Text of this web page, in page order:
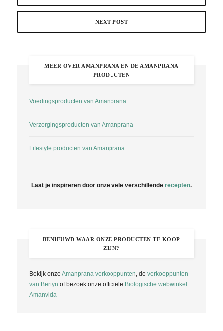
NEXT POST
MEER OVER AMANPRANA EN DE AMANPRANA
PRODUCTEN
Voedingsproducten van Amanprana
Verzorgingsproducten van Amanprana
Lifestyle producten van Amanprana
Laat je inspireren door onze vele verschillende recepten.
BENIEUWD WAAR ONZE PRODUCTEN TE KOOP
ZIJN?
Bekijk onze Amanprana verkooppunten, de verkooppunten
van Bertyn of bezoek onze officiële Biologische webwinkel
Amanvida